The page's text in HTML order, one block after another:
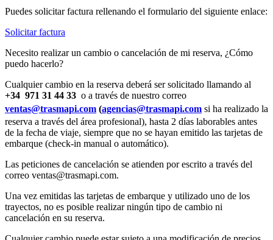
Puedes solicitar factura rellenando el formulario del siguiente enlace:
Solicitar factura
Necesito realizar un cambio o cancelación de mi reserva, ¿Cómo
puedo hacerlo?
Cualquier cambio en la reserva deberá ser solicitado llamando al
+34 971 31 44 33 o a través de nuestro correo
ventas@trasmapi.com (agencias@trasmapi.com si ha realizado la
reserva a través del área profesional), hasta 2 días laborables antes
de la fecha de viaje, siempre que no se hayan emitido las tarjetas de
embarque (check-in manual o automático).
Las peticiones de cancelación se atienden por escrito a través del
correo ventas@trasmapi.com.
Una vez emitidas las tarjetas de embarque y utilizado uno de los
trayectos, no es posible realizar ningún tipo de cambio ni
cancelación en su reserva.